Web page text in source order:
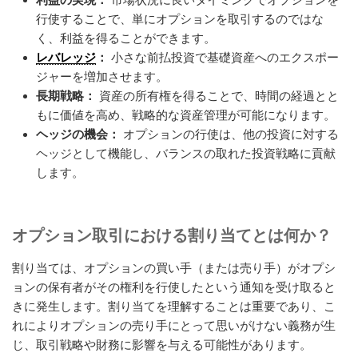
行使することで、単にオプションを取引するのではな
く、利益を得ることができます。
レバレッジ ： 小さな前払投資で基礎資産へのエクスポー
ジャーを増加させます。
長期戦略：
資産の所有権を得ることで、時間の経過とと
もに価値を高め、戦略的な資産管理が可能になります。
ヘッジの機会：
オプションの行使は、他の投資に対する
ヘッジとして機能し、バランスの取れた投資戦略に貢献
します。
オプション取引における割り当てとは何か？
割り当ては、オプションの買い手（または売り手）がオプシ
ョンの保有者がその権利を行使したという通知を受け取ると
きに発生します。割り当てを理解することは重要であり、こ
れによりオプションの売り手にとって思いがけない義務が生
じ、取引戦略や財務に影響を与える可能性があります。